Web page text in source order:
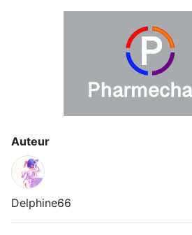
Auteur
Delphine66